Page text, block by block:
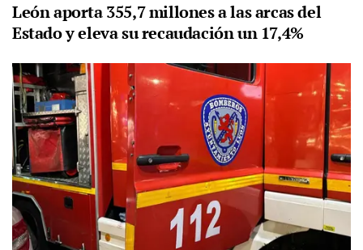
León aporta 355,7 millones a las arcas del
Estado y eleva su recaudación un 17,4%